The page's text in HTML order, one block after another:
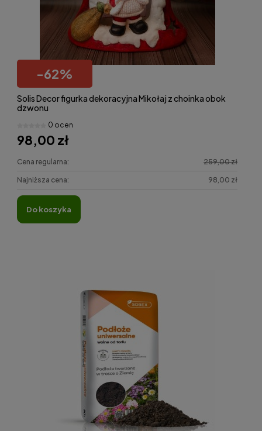
-62%
Solis Decor figurka dekoracyjna Mikołaj z choinka obok
dzwonu
0 ocen
98,00 zł
Cena regularna: 259,00 zł
Najniższa cena: 98,00 zł
do koszyka